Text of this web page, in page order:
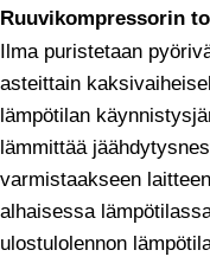
Ruuvikompressorin
Ilma puristetaan
asteittain
lämpötilan
lämmittää
varmistaakseen
alhaisessa
ulostulolennon